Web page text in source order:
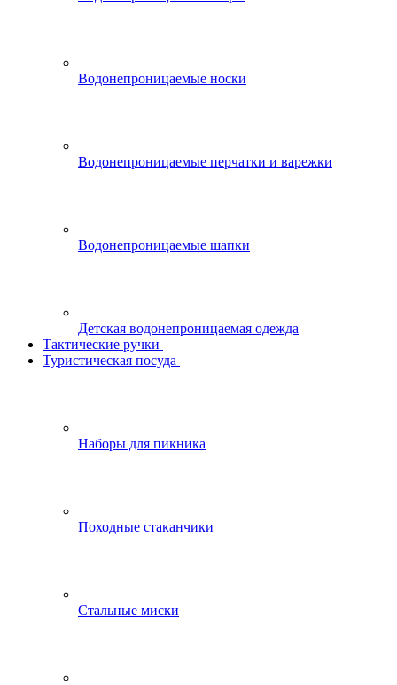
Водонепроницаемые носки
Водонепроницаемые перчатки и варежки
Водонепроницаемые шапки
Детская водонепроницаемая одежда
Тактические ручки
Туристическая посуда
Наборы для пикника
Походные стаканчики
Стальные миски